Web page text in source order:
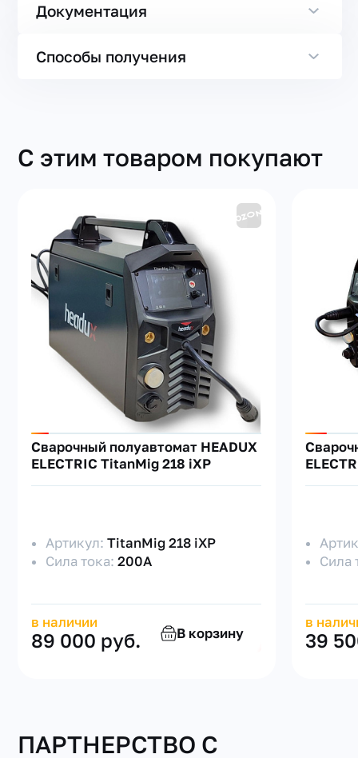
Документация
Способы получения
С этим товаром покупают
Сварочный полуавтомат HEADUX
ELECTRIC TitanMig 218 iXP
Артикул:TitanMig 218 iXP
Сила тока:200А
в наличии
89 000 руб. В корзину
Сила
в
39
ПАРТНЕРСТВО С